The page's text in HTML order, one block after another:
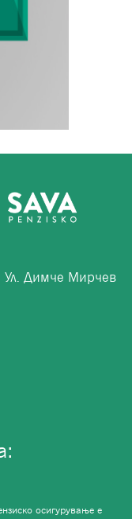
Ул. Димче Мирчев
осигурување е